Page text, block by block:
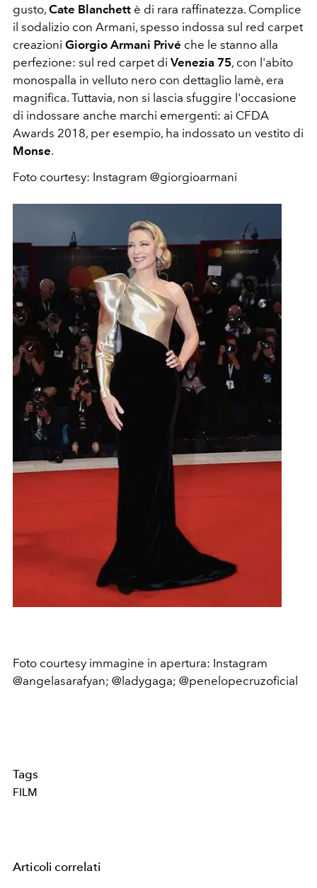
gusto, Cate Blanchett è di rara raffinatezza. Complice
il sodalizio con Armani, spesso indossa sul red carpet
creazioni Giorgio Armani Privé che le stanno alla
perfezione: sul red carpet di Venezia 75, con l'abito
monospalla in velluto nero con dettaglio lamè, era
magnifica. Tuttavia, non si lascia sfuggire l'occasione
di indossare anche marchi emergenti: ai CFDA
Awards 2018, per esempio, ha indossato un vestito di
Monse.
Foto courtesy: Instagram @giorgioarmani
Foto courtesy immagine in apertura: Instagram
@angelasarafyan; @ladygaga; @penelopecruzoficial
Tags
FILM
Articoli correlati